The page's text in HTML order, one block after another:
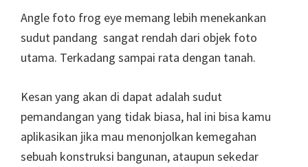
Angle foto frog eye memang lebih menekankan
sudut pandang sangat rendah dari objek foto
utama. Terkadang sampai rata dengan tanah.
Kesan yang akan di dapat adalah sudut
pemandangan yang tidak biasa, hal ini bisa kamu
aplikasikan jika mau menonjolkan kemegahan
sebuah konstruksi bangunan, ataupun sekedar